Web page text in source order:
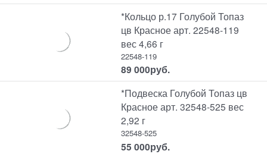
*Кольцо р.17 Голубой Топаз
цв Красное арт. 22548-119
вес 4,66 г
22548-119
89 000руб.
*Подвеска Голубой Топаз цв
Красное арт. 32548-525 вес
2,92 г
32548-525
55 000руб.